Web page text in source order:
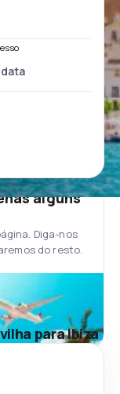
alguns
Diga-nos
do resto.
para Ibiza